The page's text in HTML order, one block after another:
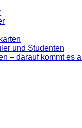
und Studenten
– darauf kommt es